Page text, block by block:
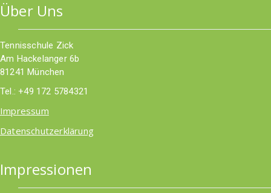
Über Uns
Tennisschule Zick
Am Hackelanger 6b
81241 München
Tel.: +49 172 5784321
Impressum
Datenschutzerklärung
Impressionen